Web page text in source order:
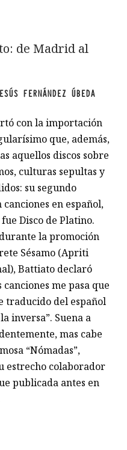
de Madrid al
FERNÁNDEZ ÚBEDA
con la importación
que, además,
aquellos discos sobre
culturas sepultas y
su segundo
en español,
Disco de Platino.
la promoción
Sésamo (Apriti
Battiato declaró
canciones me pasa que
traducido del español
inversa”. Suena a
mas cabe
“Nómadas”,
estrecho colaborador
publicada antes en